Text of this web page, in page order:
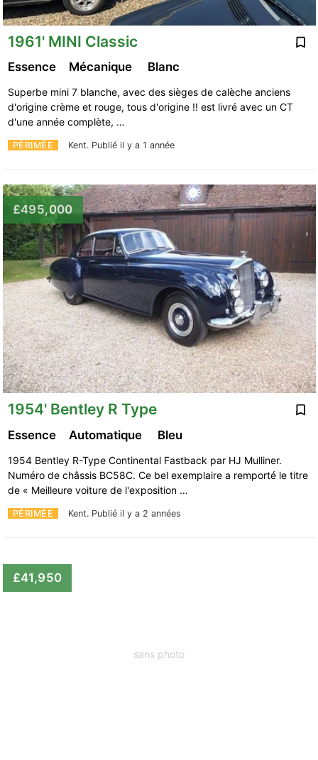
1961' MINI Classic
PÉRIMÉE Kent. Publié il y a 1 année
Essence Mécanique Blanc
Superbe mini 7 blanche, avec des sièges de calèche anciens
d'origine crème et rouge, tous d'origine !! est livré avec un CT
d'une année complète, …
£495,000
1954' Bentley R Type
PÉRIMÉE Kent. Publié il y a 2 années
Essence Automatique Bleu
1954 Bentley R-Type Continental Fastback par HJ Mulliner.
Numéro de châssis BC58C. Ce bel exemplaire a remporté le titre
de « Meilleure voiture de l'exposition …
sans photo
£41,950